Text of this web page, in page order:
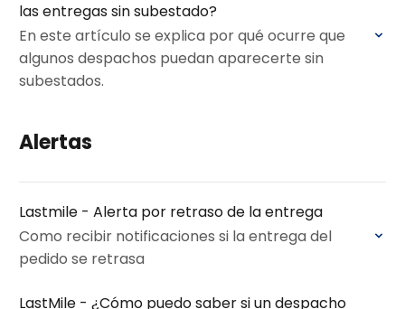
las entregas sin subestado?
En este artículo se explica por qué ocurre que
algunos despachos puedan aparecerte sin
subestados.
Alertas
Lastmile - Alerta por retraso de la entrega
Como recibir notificaciones si la entrega del
pedido se retrasa
LastMile - ¿Cómo puedo saber si un despacho